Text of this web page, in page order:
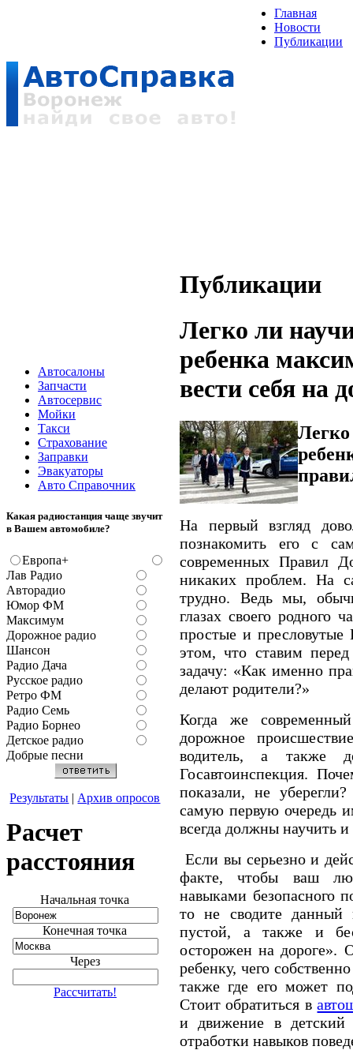
Главная
Новости
Публикации
Автосалоны
Запчасти
Автосервис
Мойки
Такси
Страхование
Заправки
Эвакуаторы
Авто Справочник
Какая радиостанция чаще звучит
в Вашем автомобиле?
Европа+
Лав Радио
Авторадио
Юмор ФМ
Максимум
Дорожное радио
Шансон
Радио Дача
Русское радио
Ретро ФМ
Радио Семь
Радио Борнео
Детское радио
Добрые песни
Результаты | Архив опросов
Расчет
расстояния
Начальная точка
Конечная точка
Через
Рассчитать!
Публикации
Легко ли
ребенка
вести себя на
Легко
На первый взгляд
познакомить его с
современных Правил
никаких проблем. На
трудно. Ведь мы,
глазах своего родного
простые и
этом, что ставим
задачу: «Как именно
делают родители?»
Когда же
дорожное
водитель, а также
Госавтоинспекция.
показали, не
самую первую очередь
всегда должны научить и
Если вы серьезно и
факте, чтобы ваш
навыками безопасного
то не сводите данный
пустой, а также и
осторожен на дороге».
ребенку, чего
также где его может
Стоит обратиться в
и движение в детский
отработки навыков